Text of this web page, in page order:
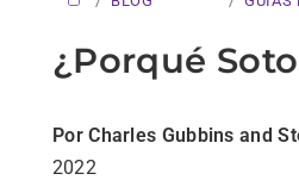
¿Porqué
Por Charles Gubbins and
2022